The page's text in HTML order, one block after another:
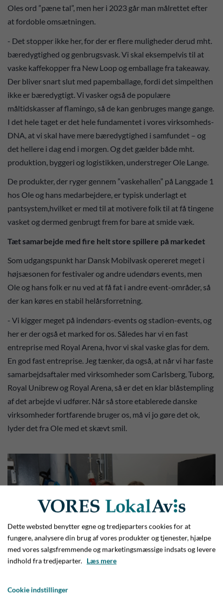
Oles ord ”pæne tal”, men her i 2023 går man målrettet efter
at fordoble omsætningen.
- Det stopper ikke her, for der er flere muligheder derud mht.
bæredygtighed og genbrugsvask. Vi skal eksempelvis til at
vaske kaffekopper fra New Loop og emballage fra takeaway.
Der bliver snart slut med papemballage, fordi det simpelthen
ikke er bæredygtigt. Vi vasker også de populære
måltidskasser af flamingo, så de kan genbruges mange gange.
I det hele taget er det hele fundamentet i vores virksomheds-
DNA, at vi skal have mere bæredygtighed i samfundet – og
det hellere i dag end i morgen. Og det gælder både mht.
produktion, byggeri og logistikken, understreger Ole Lange.
De produkter, der ryger gennem ”vaskehallen” på Langgade 1
hos Ole og hans medarbejdere, er typisk underlagt et
pantsystem,hvilket er med til at motivere folk til at få tingene
vasket og dermed genbrugt frem for bare at smide væk.
Tæt samarbejde med fire helt store spillere på markedet
Som udgangspunkt har Dansk Mobilvask opereret meget i
højsæsonen for festivaler og andre udendørs events, men
Ole og hans folk er nu ved at få fat i andre event-områder, så
der kan køres en stabil helårsforretning.
- Vi kigger meget på indendørs-events og stadion-events, og
her er der også et marked for os. Således har vi en fast
entreprise med Royal Arena, hvor vi skal vaske glas for dem.
En god fast entreprise. Jeg tænker, da også, at når vi har faste
samarbejdsaftaler med virksomheder som Carlsberg, Tuborg,
Royal Unibrew og Royal Arena, så er det en klar blåstempling
af det arbejde vi udfører. Når så store etablerede danske
virksomheder fortfarende bruger os, må vi jo gøre det ok,
lyder det fra Ole med et skævt smil.
Dette websted benytter egne og tredjeparters cookies for at
fungere, analysere din brug af vores produkter og tjenester, hjælpe
med vores salgsfremmende og marketingsmæssige indsats og levere
indhold fra tredjeparter. Læs mere
Cookie indstillinger